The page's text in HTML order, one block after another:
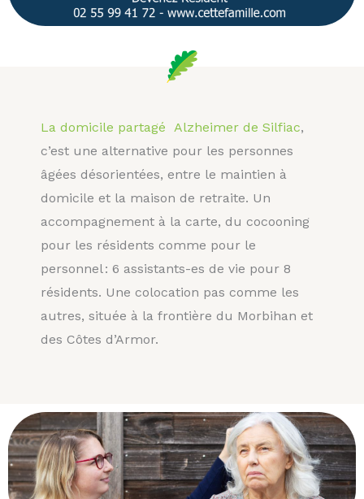
La domicile partagé Alzheimer de Silfiac,
c’est une alternative pour les personnes
âgées désorientées, entre le maintien à
domicile et la maison de retraite. Un
accompagnement à la carte, du cocooning
pour les résidents comme pour le
personnel : 6 assistants-es de vie pour 8
résidents. Une colocation pas comme les
autres, située à la frontière du Morbihan et
des Côtes d’Armor.